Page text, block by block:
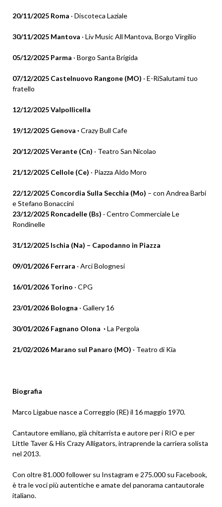
20/11/2025 Roma · Discoteca Laziale
30/11/2025 Mantova · Liv Music All Mantova, Borgo Virgilio
05/12/2025 Parma · Borgo Santa Brigida
07/12/2025 Castelnuovo Rangone (MO) · E-RiSalutami tuo
fratello
12/12/2025 Valpollicella
19/12/2025 Genova ·Crazy Bull Cafe
20/12/2025 Verante (Cn) · Teatro San Nicolao
21/12/2025 Cellole (Ce) · Piazza Aldo Moro
22/12/2025 Concordia Sulla Secchia (Mo) – con Andrea Barbi
e Stefano Bonaccini
23/12/2025 Roncadelle (Bs) · Centro Commerciale Le
Rondinelle
31/12/2025 Ischia (Na) – Capodanno in Piazza
09/01/2026 Ferrara · Arci Bolognesi
16/01/2026 Torino · CPG
23/01/2026 Bologna · Gallery 16
30/01/2026 Fagnano Olona ·La Pergola
21/02/2026 Marano sul Panaro (MO) · Teatro di Kia
Biografia
Marco Ligabue nasce a Correggio (RE) il 16 maggio 1970.
Cantautore emiliano, già chitarrista e autore per i RIO e per
Little Taver & His Crazy Alligators, intraprende la carriera solista
nel 2013.
Con oltre 81.000 follower su Instagram e 275.000 su Facebook,
è tra le voci più autentiche e amate del panorama cantautorale
italiano.